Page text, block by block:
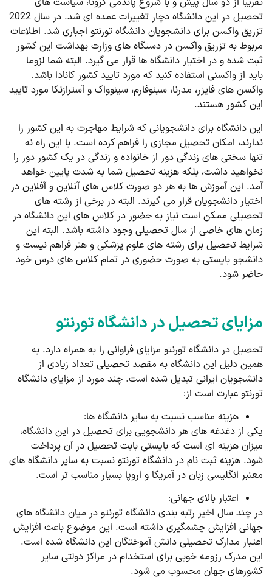
تحصیل در این دانشگاه دچار تغییرات عمده ای شد. در سال 2022
تزریق واکسن برای دانشجویان دانشگاه تورنتو اجباری شد. اطلاعات
مربوط به تزریق واکسن در دستگاه های وزارت بهداشت این کشور
ثبت شده و در اختیار دانشگاه ها قرار می گیرد. البته شما لزوما
باید از واکسنی استفاده کنید که مورد تایید کشور کانادا باشد.
واکسن های فایزر، مدرنا، سینوفارم، سینوواک و آسترازنکا مورد تایید
این کشور هستند.
این دانشگاه برای دانشجویانی که شرایط مهاجرت به این کشور را
ندارند، امکان تحصیل مجازی را فراهم کرده است. با این راه نه
تنها سختی های زندگی دور از خانواده و زندگی در یک کشور دور را
نخواهید داشت، بلکه هزینه تحصیل شما به شدت پایین خواهد
آمد. این آموزش ها به هر دو صورت کلاس های آنلاین و آفلاین در
اختیار دانشجویان قرار می گیرند. البته در برخی از رشته های
تحصیلی ممکن است نیاز به حضور در کلاس های این دانشگاه در
زمان های خاصی از سال تحصیلی وجود داشته باشد. البته این
شرایط تحصیل برای رشته های علوم پزشکی و هنر فراهم نیست و
دانشجو بایستی به صورت حضوری در تمام کلاس های درس خود
حاضر شود.
مزایای تحصیل در دانشگاه تورنتو
تحصیل در دانشگاه تورنتو مزایای فراوانی را به همراه دارد. به
همین دلیل این دانشگاه به مقصد تحصیلی تعداد زیادی از
دانشجویان ایرانی تبدیل شده است. چند مورد از مزایای دانشگاه
تورنتو عبارت است از:
هزینه مناسب نسبت به سایر دانشگاه ها:
یکی از دغدغه های هر دانشجویی برای تحصیل در این دانشگاه،
میزان هزینه ای است که بایستی بابت تحصیل در آن پرداخت
شود. هزینه ثبت نام در دانشگاه تورنتو نسبت به سایر دانشگاه های
معتبر انگلیسی زبان در آمریکا و اروپا بسیار مناسب تر است.
اعتبار بالای جهانی:
در چند سال اخیر رتبه بندی دانشگاه تورنتو در میان دانشگاه های
جهانی افزایش چشمگیری داشته است. این موضوع باعث افزایش
اعتبار مدارک تحصیلی دانش آموختگان این دانشگاه شده است.
این مدرک رزومه خوبی برای استخدام در مراکز دولتی سایر
کشورهای جهان محسوب می شود.